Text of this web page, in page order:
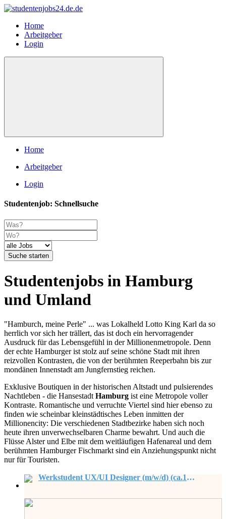
Home
Arbeitgeber
Login
Home
Arbeitgeber
Login
Studentenjob: Schnellsuche
Suche starten
Studentenjobs in Hamburg
und Umland
"Hamburch, meine Perle" ... was Lokalheld Lotto King Karl da so
herrlich vor sich her trällert, das ist doch ein hervorragender
Ausdruck für das Lebensgefühl in der Millionenmetropole. Denn
der echte Hamburger ist stolz auf seine schöne Stadt mit ihren
reizvollen Kontrasten, die von der berühmten Reeperbahn bis zur
mondänen Innenstadt am Jungfernstieg reichen.
Exklusive Boutiquen in der historischen Altstadt und pulsierendes
Nachtleben - die HansestadtHamburg ist eine Metropole voller
Kontraste. Romantische und verruchte Viertel sind hier ebenso zu
finden wie scheinbar kleinstädtisches Leben inmitten der
Millionencity: Die verschiedenen Stadtbezirke haben sich noch
heute ihren unverwechselbaren Charme bewahrt. Und auch die
Flüsse Alster und Elbe mit dem weitläufigen Hafenareal und dem
berühmten Hamburger Fischmarkt sind ein Anziehungspunkt nicht
nur für Touristen.
Werkstudent UX/UI Designer (m/w/d) (ca.12-15 Wochenstunden)